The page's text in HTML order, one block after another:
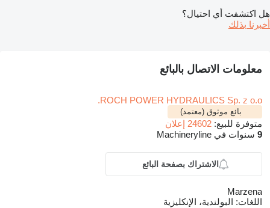
هل اكتشفت أي احتيال؟
أخبرنا بذلك
معلومات الاتصال بالبائع
ROCH POWER HYDRAULICS Sp. z o.o.
بائع موثوق (معتمد)
متوفرة للبيع: 24602 إعلان
9 سنوات في Machineryline
الاشتراك بصفحة البائع
Marzena
اللغات: البولندية، الإنكليزية